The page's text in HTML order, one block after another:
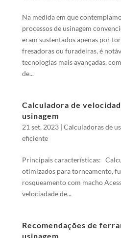
Na medida em que
processos de usinagem
eram sustentados apenas por
fresadoras ou furadeiras, é
tecnologias mais avançadas,
de...
Calculadora de
usinagem
21 set, 2023| Calculadoras de
eficiente
Principais características:
otimizados para torneamento,
rosqueamento com macho
velociadade de...
Recomendações de
usinagem